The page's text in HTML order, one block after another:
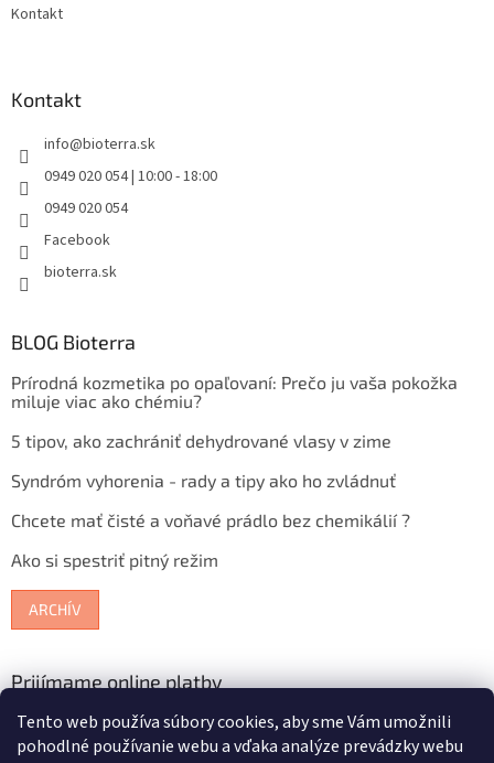
Tento web používa súbory cookies, aby sme Vám umožnili
pohodlné používanie webu a vďaka analýze prevádzky webu
Kontakt
Kontakt
info@bioterra.sk
0949 020 054 | 10:00 - 18:00
0949 020 054
Facebook
bioterra.sk
BLOG Bioterra
Prírodná kozmetika po opaľovaní: Prečo ju vaša pokožka
miluje viac ako chémiu?
5 tipov, ako zachrániť dehydrované vlasy v zime
Syndróm vyhorenia - rady a tipy ako ho zvládnuť
Chcete mať čisté a voňavé prádlo bez chemikálií ?
Ako si spestriť pitný režim
ARCHÍV
Prijímame online platby